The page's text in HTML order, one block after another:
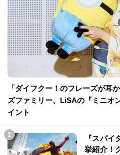
「ダイフクー！のフレーズが耳
ズファミリー、LiSAの『ミニオ
イント
『スパ
挙紹介！